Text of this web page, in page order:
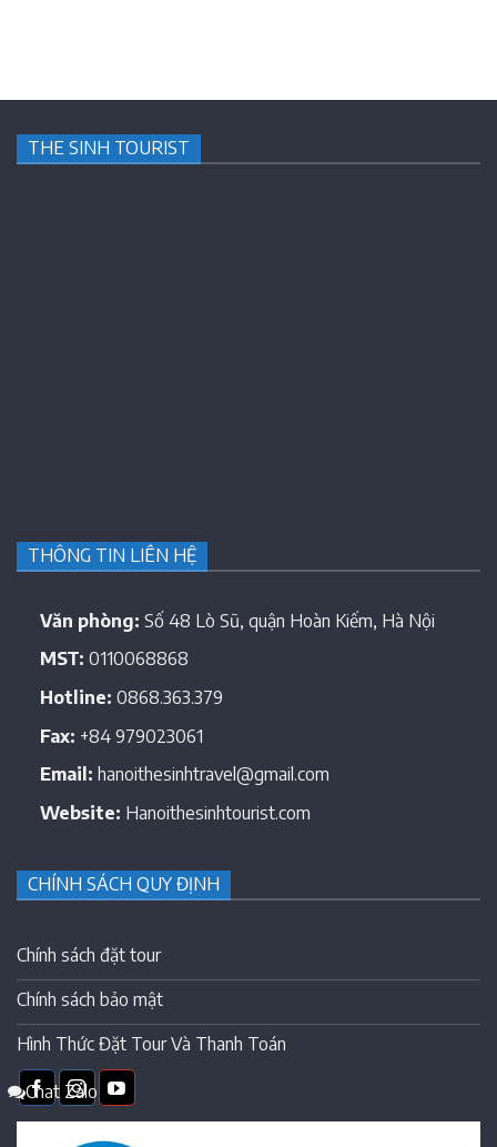
THE SINH TOURIST
THÔNG TIN LIÊN HỆ
Văn phòng: Số 48 Lò Sũ, quận Hoàn Kiếm, Hà Nội
MST: 0110068868
Hotline: 0868.363.379
Fax: +84 979023061
Email: hanoithesinhtravel@gmail.com
Website: Hanoithesinhtourist.com
Chat Zalo
CHÍNH SÁCH QUY ĐỊNH
Chính sách đặt tour
Chính sách bảo mật
Hình Thức Đặt Tour Và Thanh Toán